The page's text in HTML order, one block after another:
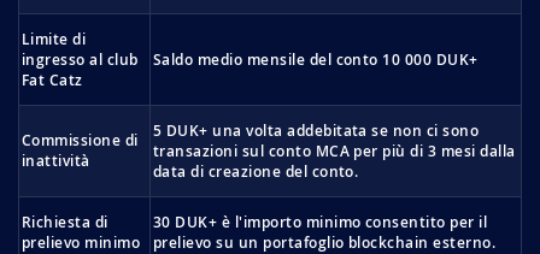
Limite di
ingresso al club
Fat Catz
Saldo medio mensile del conto 10 000 DUK+
Commissione di
inattività
5 DUK+ una volta addebitata se non ci sono
transazioni sul conto MCA per più di 3 mesi dalla
data di creazione del conto.
Richiesta di
prelievo minimo
30 DUK+ è l'importo minimo consentito per il
prelievo su un portafoglio blockchain esterno.